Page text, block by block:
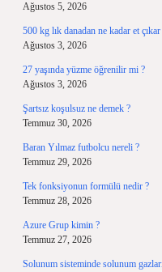
Ağustos 5, 2026
500 kg lık danadan ne kadar et çıkar
Ağustos 3, 2026
27 yaşında yüzme öğrenilir mi ?
Ağustos 3, 2026
Şartsız koşulsuz ne demek ?
Temmuz 30, 2026
Baran Yılmaz futbolcu nereli ?
Temmuz 29, 2026
Tek fonksiyonun formülü nedir ?
Temmuz 28, 2026
Azure Grup kimin ?
Temmuz 27, 2026
Solunum sisteminde solunum